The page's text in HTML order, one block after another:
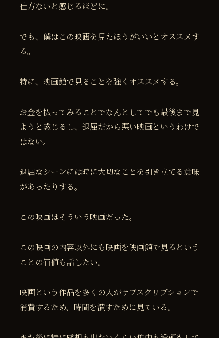
仕方ないと感じるほどに。
でも、僕はこの映画を見たほうがいいとオススメす
る。
特に、映画館で見ることを強くオススメする。
お金を払ってみることでなんとしてでも最後まで見
ようと感じるし、退屈だから悪い映画というわけで
はない。
退屈なシーンには時に大切なことを引き立てる意味
があったりする。
この映画はそういう映画だった。
この映画の内容以外にも映画を映画館で見るという
ことの価値も話したい。
映画という作品を多くの人がサブスクリプションで
消費するため、時間を潰すために見ている。